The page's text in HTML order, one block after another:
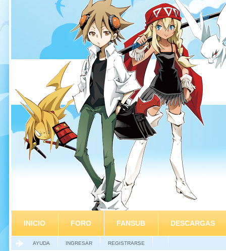
INICIO FORO FANSUB DESCARGAS
AYUDA INGRESAR REGISTRARSE